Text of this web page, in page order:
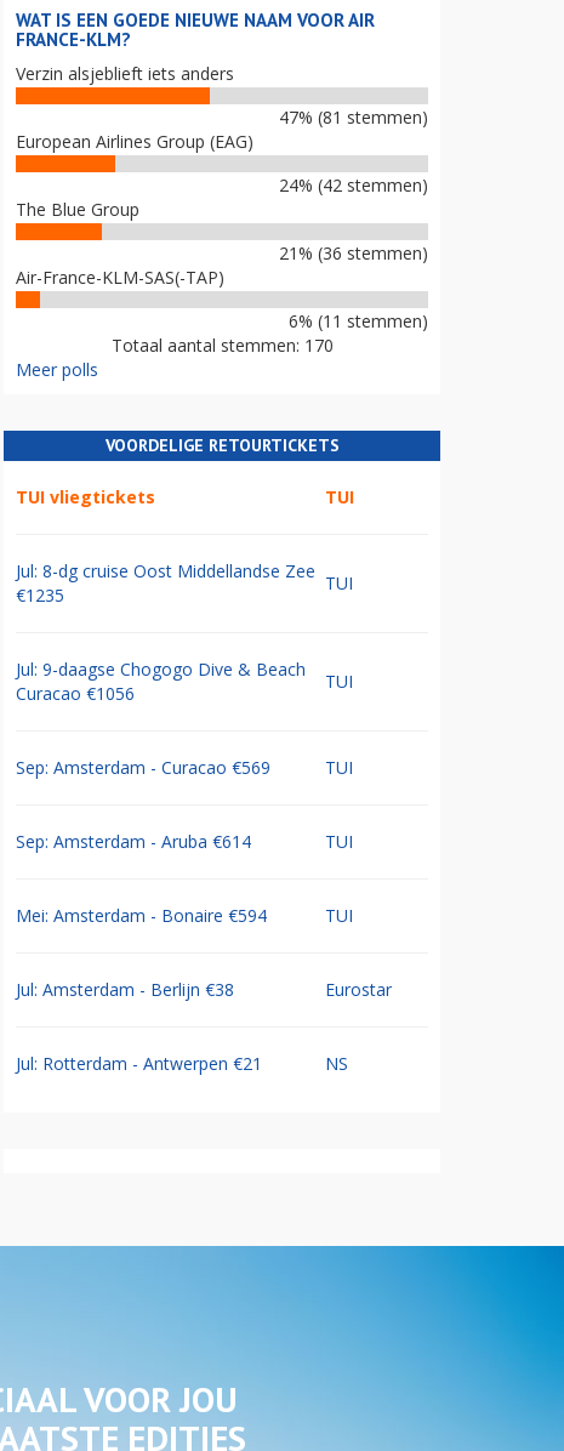
WAT IS EEN GOEDE NIEUWE NAAM VOOR AIR
FRANCE-KLM?
Verzin alsjeblieft iets anders
47% (81 stemmen)
European Airlines Group (EAG)
24% (42 stemmen)
The Blue Group
21% (36 stemmen)
Air-France-KLM-SAS(-TAP)
6% (11 stemmen)
Totaal aantal stemmen: 170
Meer polls
VOORDELIGE RETOURTICKETS
TUI vliegtickets TUI
Jul: 8-dg cruise Oost Middellandse Zee
€1235
TUI
Jul: 9-daagse Chogogo Dive & Beach
Curacao €1056
TUI
Sep: Amsterdam - Curacao €569 TUI
Sep: Amsterdam - Aruba €614 TUI
Mei: Amsterdam - Bonaire €594 TUI
Jul: Amsterdam - Berlijn €38 Eurostar
Jul: Rotterdam - Antwerpen €21 NS
VOOR JOU
EDITIES